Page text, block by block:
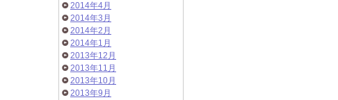
2014年4月
2014年3月
2014年2月
2014年1月
2013年12月
2013年11月
2013年10月
2013年9月